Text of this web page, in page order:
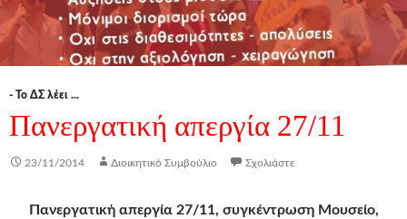
- Το ΔΣ λέει ...
Πανεργατική απεργία 27/11
23/11/2014 Διοικητικό Συμβούλιο Σχολιάστε
Πανεργατική απεργία 27/11, συγκέντρωση Μουσείο,